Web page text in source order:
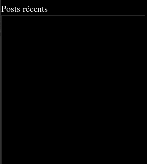
Posts récents